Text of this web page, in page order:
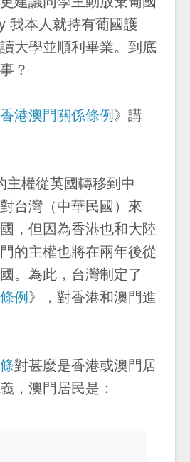
我本人就持有葡國護
大學並順利畢業。到底
？
香港澳門關係條例》講
主權從英國轉移到中
台灣（中華民國）來
，但因為香港也和大陸
的主權也將在兩年後從
。為此，台灣制定了
例》，對香港和澳門進
對甚麼是香港或澳門居
，澳門居民是：